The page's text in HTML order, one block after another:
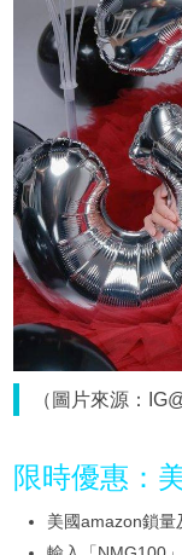
（圖片來源：
限時優惠：
美國amazon鎖量